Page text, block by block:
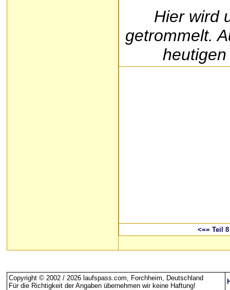
Hier wird
getrommelt.
<== Teil 8
Copyright © 2002 / 2026 laufspass.com, Forchheim, Deutschland
Für die Richtigkeit der Angaben übernehmen wir keine Haftung!